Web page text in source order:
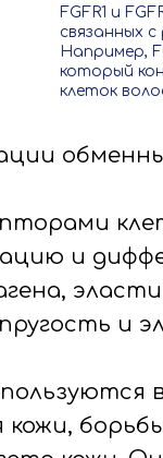
FGFR1 и
связанных
Например,
который
клеток
и
и
кожи,